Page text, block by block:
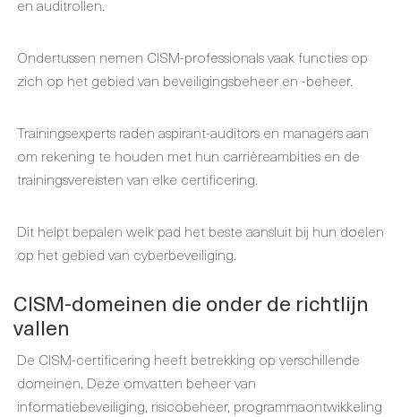
en auditrollen.
Ondertussen nemen CISM-professionals vaak functies op
zich op het gebied van beveiligingsbeheer en -beheer.
Trainingsexperts raden aspirant-auditors en managers aan
om rekening te houden met hun carrièreambities en de
trainingsvereisten van elke certificering.
Dit helpt bepalen welk pad het beste aansluit bij hun doelen
op het gebied van cyberbeveiliging.
CISM-domeinen die onder de richtlijn
vallen
De CISM-certificering heeft betrekking op verschillende
domeinen. Deze omvatten beheer van
informatiebeveiliging, risicobeheer, programmaontwikkeling